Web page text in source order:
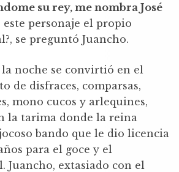
su rey, me nombra José
este personaje el propio
se preguntó Juancho.
noche se convirtió en el
de disfraces, comparsas,
mono cucos y arlequines,
la tarima donde la reina
bando que le dio licencia
para el goce y el
Juancho, extasiado con el